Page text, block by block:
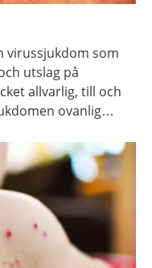
virussjukdom som
utslag på
allvarlig, till och
ovanlig